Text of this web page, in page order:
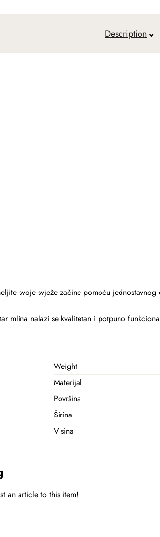
Description
svoje svježe začine pomoću
mlina nalazi se kvalitetan i potpuno
Weight
Materijal
Površina
Širina
Visina
an article to this item!